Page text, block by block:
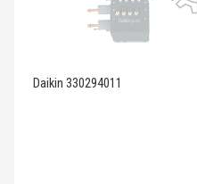
Daikin 330294011